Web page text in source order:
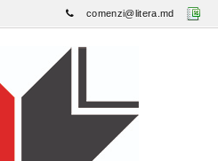
comenzi@litera.md